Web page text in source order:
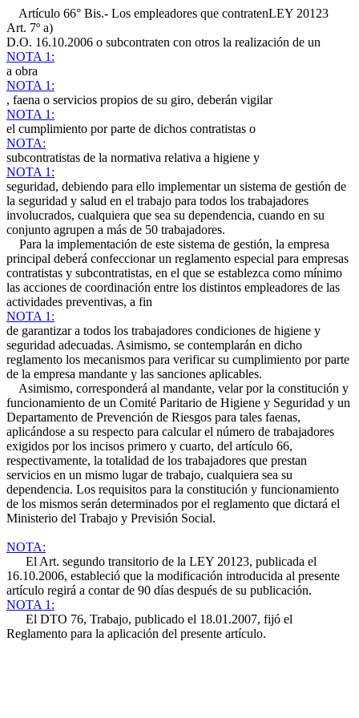
Artículo 66° Bis.- Los empleadores que contratenLEY 20123
Art. 7º a)
D.O. 16.10.2006 o subcontraten con otros la realización de un
NOTA 1:
a obra
NOTA 1:
, faena o servicios propios de su giro, deberán vigilar
NOTA 1:
el cumplimiento por parte de dichos contratistas o
NOTA:
subcontratistas de la normativa relativa a higiene y
NOTA 1:
seguridad, debiendo para ello implementar un sistema de gestión de
la seguridad y salud en el trabajo para todos los trabajadores
involucrados, cualquiera que sea su dependencia, cuando en su
conjunto agrupen a más de 50 trabajadores.
Para la implementación de este sistema de gestión, la empresa
principal deberá confeccionar un reglamento especial para empresas
contratistas y subcontratistas, en el que se establezca como mínimo
las acciones de coordinación entre los distintos empleadores de las
actividades preventivas, a fin
NOTA 1:
de garantizar a todos los trabajadores condiciones de higiene y
seguridad adecuadas. Asimismo, se contemplarán en dicho
reglamento los mecanismos para verificar su cumplimiento por parte
de la empresa mandante y las sanciones aplicables.
Asimismo, corresponderá al mandante, velar por la constitución y
funcionamiento de un Comité Paritario de Higiene y Seguridad y un
Departamento de Prevención de Riesgos para tales faenas,
aplicándose a su respecto para calcular el número de trabajadores
exigidos por los incisos primero y cuarto, del artículo 66,
respectivamente, la totalidad de los trabajadores que prestan
servicios en un mismo lugar de trabajo, cualquiera sea su
dependencia. Los requisitos para la constitución y funcionamiento
de los mismos serán determinados por el reglamento que dictará el
Ministerio del Trabajo y Previsión Social.
NOTA:
El Art. segundo transitorio de la LEY 20123, publicada el
16.10.2006, estableció que la modificación introducida al presente
artículo regirá a contar de 90 días después de su publicación.
NOTA 1:
El DTO 76, Trabajo, publicado el 18.01.2007, fijó el
Reglamento para la aplicación del presente artículo.